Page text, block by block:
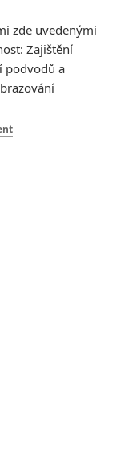
2018:
05:51
zde uvedenými
Zajištění
podvodů a